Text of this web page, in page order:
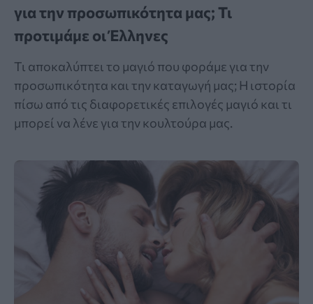
για την προσωπικότητα μας; Τι
προτιμάμε οι Έλληνες
Τι αποκαλύπτει το μαγιό που φοράμε για την
προσωπικότητα και την καταγωγή μας; Η ιστορία
πίσω από τις διαφορετικές επιλογές μαγιό και τι
μπορεί να λένε για την κουλτούρα μας.